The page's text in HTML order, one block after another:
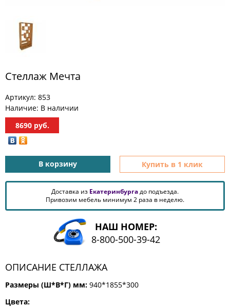
Стеллаж Мечта
Артикул: 853
Наличие: В наличии
8690руб.
В корзину Купить в 1 клик
Доставка из Екатеринбургадо подъезда.
Привозим мебель минимум 2 раза в неделю.
НАШ НОМЕР:
8-800-500-39-42
ОПИСАНИЕ СТЕЛЛАЖА
Размеры (Ш*В*Г) мм: 940*1855*300
Цвета:
ДЛЯ
ПРИХОЖЕЙ
МЕБЕЛЬ
МАТРАСЫ
МЕБЕЛЬ
МЕБЕЛЬ-
ТРАНСФОРМЕР
КОМОДЫ
СТОЛЫ
ТУАЛЕТНЫЕ